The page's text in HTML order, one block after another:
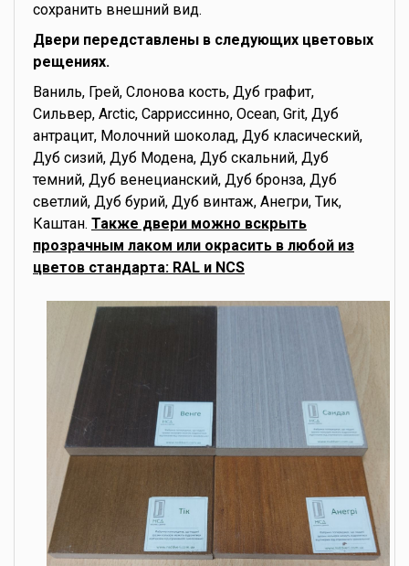
сохранить внешний вид.
Двери передставлены в следующих цветовых
рещениях.
Ваниль, Грей, Слонова кость, Дуб графит,
Сильвер, Arctic, Сарриссинно, Ocean, Grit, Дуб
антрацит, Молочний шоколад, Дуб класический,
Дуб сизий, Дуб Модена, Дуб скальний, Дуб
темний, Дуб венецианский, Дуб бронза, Дуб
светлий, Дуб бурий, Дуб винтаж, Анегри, Тик,
Каштан. Также двери можно вскрыть
прозрачным лаком или окрасить в любой из
цветов стандарта: RAL и NCS